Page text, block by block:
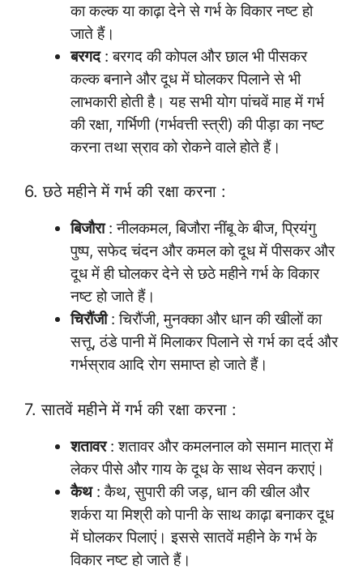
का कल्क या काढ़ा देने से गर्भ के विकार नष्ट हो
जाते हैं।
बरगद: बरगद की कोपल और छाल भी पीसकर
कल्क बनाने और दूध में घोलकर पिलाने से भी
लाभकारी होती है। यह सभी योग पांचवें माह में गर्भ
की रक्षा, गर्भिणी (गर्भवत्ती स्त्री) की पीड़ा का नष्ट
करना तथा स्राव को रोकने वाले होते हैं।
6. छठे महीने में गर्भ की रक्षा करना :
बिजौरा: नीलकमल, बिजौरा नींबू के बीज, प्रियंगु
पुष्प, सफेद चंदन और कमल को दूध में पीसकर और
दूध में ही घोलकर देने से छठे महीने गर्भ के विकार
नष्ट हो जाते हैं।
चिरौंजी: चिरौंजी, मुनक्का और धान की खीलों का
सत्तू, ठंडे पानी में मिलाकर पिलाने से गर्भ का दर्द और
गर्भस्राव आदि रोग समाप्त हो जाते हैं।
7. सातवें महीने में गर्भ की रक्षा करना :
शतावर: शतावर और कमलनाल को समान मात्रा में
लेकर पीसे और गाय के दूध के साथ सेवन कराएं।
कैथ: कैथ, सुपारी की जड़, धान की खील और
शर्करा या मिश्री को पानी के साथ काढ़ा बनाकर दूध
में घोलकर पिलाएं। इससे सातवें महीने के गर्भ के
विकार नष्ट हो जाते हैं।